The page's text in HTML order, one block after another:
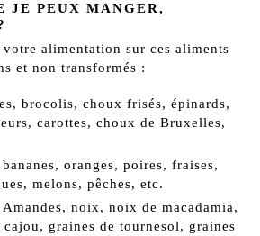
JE PEUX MANGER,
votre alimentation sur ces aliments
et non transformés :
brocolis, choux frisés, épinards,
carottes, choux de Bruxelles,
bananes, oranges, poires, fraises,
melons, pêches, etc.
Amandes, noix, noix de macadamia,
graines de tournesol, graines